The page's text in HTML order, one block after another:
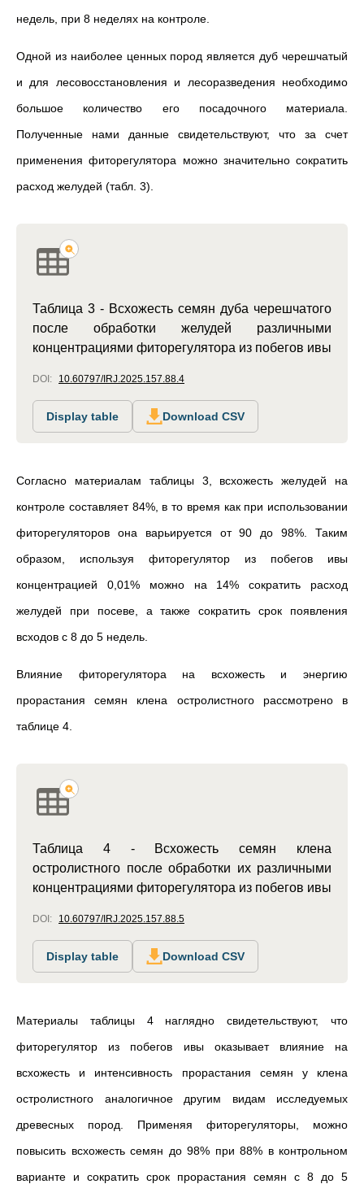
недель, при 8 неделях на контроле.
Одной из наиболее ценных пород является дуб черешчатый
и для лесовосстановления и лесоразведения необходимо
большое количество его посадочного материала.
Полученные нами данные свидетельствуют, что за счет
применения фиторегулятора можно значительно сократить
расход желудей (табл. 3).
Таблица 3 - Всхожесть семян дуба черешчатого
после обработки желудей различными
концентрациями фиторегулятора из побегов ивы
DOI: 10.60797/IRJ.2025.157.88.4
Display table Download CSV
Согласно материалам таблицы 3, всхожесть желудей на
контроле составляет 84%, в то время как при использовании
фиторегуляторов она варьируется от 90 до 98%. Таким
образом, используя фиторегулятор из побегов ивы
концентрацией 0,01% можно на 14% сократить расход
желудей при посеве, а также сократить срок появления
всходов с 8 до 5 недель.
Влияние фиторегулятора на всхожесть и энергию
прорастания семян клена остролистного рассмотрено в
таблице 4.
Таблица 4 - Всхожесть семян клена
остролистного после обработки их различными
концентрациями фиторегулятора из побегов ивы
DOI: 10.60797/IRJ.2025.157.88.5
Display table Download CSV
Материалы таблицы 4 наглядно свидетельствуют, что
фиторегулятор из побегов ивы оказывает влияние на
всхожесть и интенсивность прорастания семян у клена
остролистного аналогичное другим видам исследуемых
древесных пород. Применяя фиторегуляторы, можно
повысить всхожесть семян до 98% при 88% в контрольном
варианте и сократить срок прорастания семян с 8 до 5